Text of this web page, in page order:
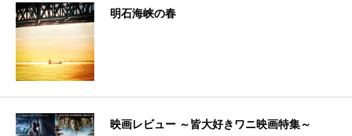
明石海峡の春
映画レビュー ～皆大好きワニ映画特集～